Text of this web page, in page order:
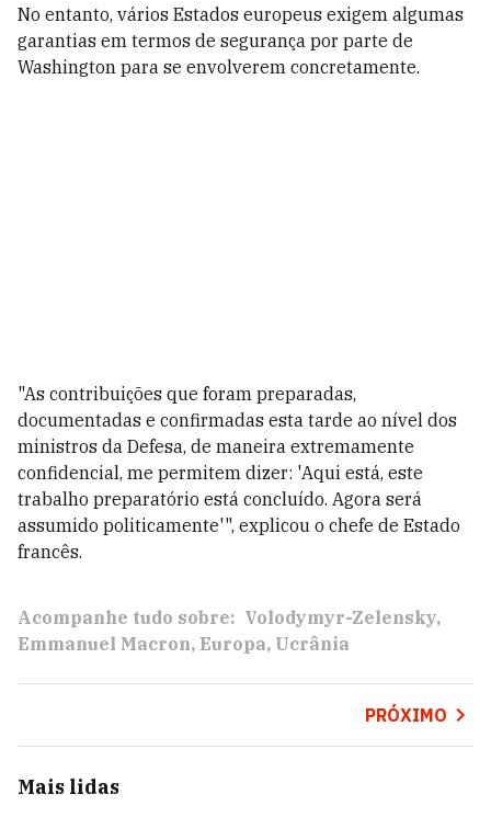
No entanto, vários Estados europeus exigem algumas
garantias em termos de segurança por parte de
Washington para se envolverem concretamente.
"As contribuições que foram preparadas,
documentadas e confirmadas esta tarde ao nível dos
ministros da Defesa, de maneira extremamente
confidencial, me permitem dizer: 'Aqui está, este
trabalho preparatório está concluído. Agora será
assumido politicamente'", explicou o chefe de Estado
francês.
Acompanhe tudo sobre: Volodymyr-Zelensky
Emmanuel Macron Europa Ucrânia
PRÓXIMO
Mais lidas